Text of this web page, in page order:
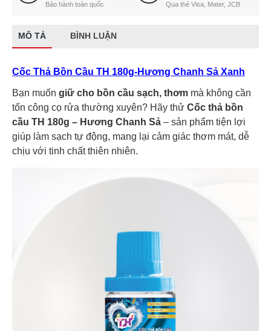
Bảo hành toàn quốc Qua thẻ Visa, Mater, JCB
MÔ TẢ BÌNH LUẬN
Cốc Thả Bồn Cầu TH 180g-Hương Chanh Sả Xanh
Bạn muốn giữ cho bồn cầu sạch, thơm mà không cần
tốn công cọ rửa thường xuyên? Hãy thử Cốc thả bồn
cầu TH 180g – Hương Chanh Sả – sản phẩm tiện lợi
giúp làm sạch tự động, mang lại cảm giác thơm mát, dễ
chịu với tinh chất thiên nhiên.